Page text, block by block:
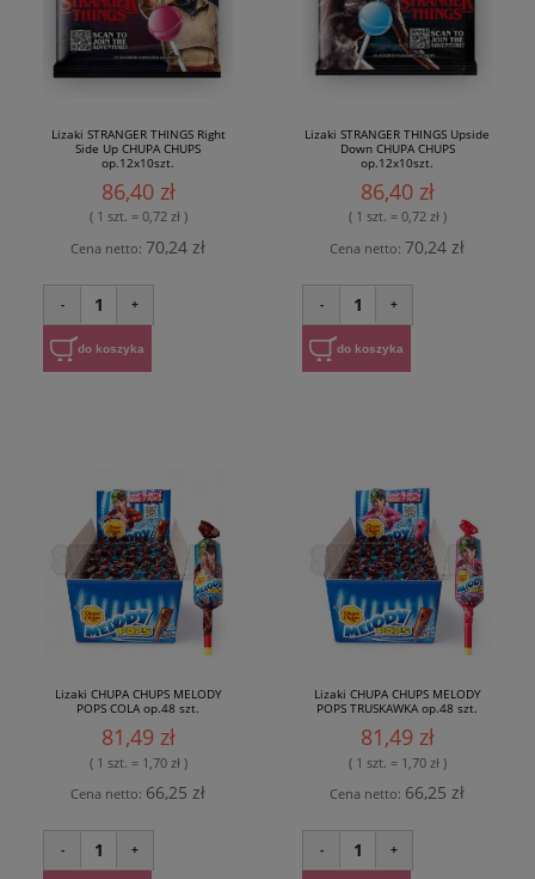
Lizaki STRANGER THINGS Right
Side Up CHUPA CHUPS
op.12x10szt.
86,40 zł
( 1 szt. = 0,72 zł )
Cena netto: 70,24 zł
- 1 +
do koszyka
Lizaki STRANGER THINGS Upside
Down CHUPA CHUPS
op.12x10szt.
86,40 zł
( 1 szt. = 0,72 zł )
Cena netto: 70,24 zł
- 1 +
do koszyka
Lizaki CHUPA CHUPS MELODY
POPS COLA op.48 szt.
81,49 zł
( 1 szt. = 1,70 zł )
Cena netto: 66,25 zł
- 1 +
Lizaki CHUPA CHUPS MELODY
POPS TRUSKAWKA op.48 szt.
81,49 zł
( 1 szt. = 1,70 zł )
Cena netto: 66,25 zł
- 1 +